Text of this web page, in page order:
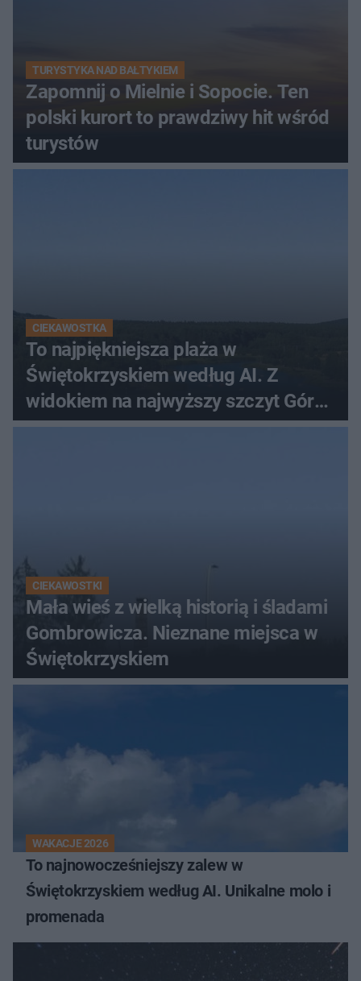
TURYSTYKA NAD BAŁTYKIEM
Zapomnij o Mielnie i Sopocie. Ten
polski kurort to prawdziwy hit wśród
turystów
CIEKAWOSTKA
To najpiękniejsza plaża w
Świętokrzyskiem według AI. Z
widokiem na najwyższy szczyt Gór
Świętokrzyskich
CIEKAWOSTKI
Mała wieś z wielką historią i śladami
Gombrowicza. Nieznane miejsca w
Świętokrzyskiem
WAKACJE 2026
To najnowocześniejszy zalew w
Świętokrzyskiem według AI. Unikalne molo i
promenada